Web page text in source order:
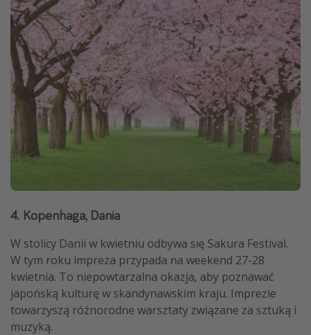
4. Kopenhaga, Dania
W stolicy Danii w kwietniu odbywa się Sakura Festival.
W tym roku impreza przypada na weekend 27-28
kwietnia. To niepowtarzalna okazja, aby poznawać
japońską kulturę w skandynawskim kraju. Imprezie
towarzyszą różnorodne warsztaty związane za sztuką i
muzyką.